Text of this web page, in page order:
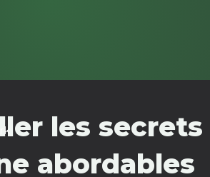
les secrets
abordables